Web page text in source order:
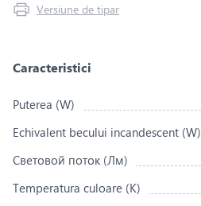
Versiune de tipar
Caracteristici
Puterea (W)
Echivalent becului incandescent (W)
Световой поток (Лм)
Temperatura culoare (K)